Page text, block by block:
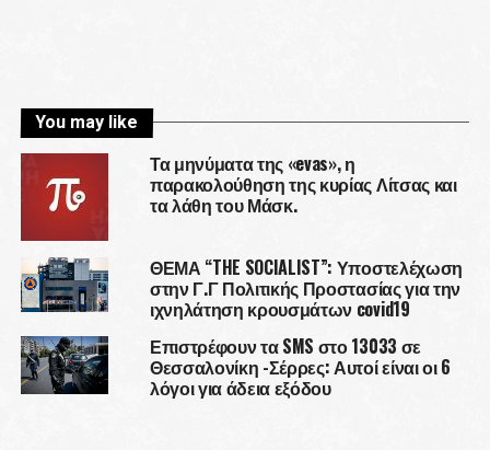
You may like
Τα μηνύματα της «evas», η
παρακολούθηση της κυρίας Λίτσας και
τα λάθη του Μάσκ.
ΘΕΜΑ “THE SOCIALIST”: Υποστελέχωση
στην Γ.Γ Πολιτικής Προστασίας για την
ιχνηλάτηση κρουσμάτων covid19
Επιστρέφουν τα SMS στο 13033 σε
Θεσσαλονίκη -Σέρρες: Αυτοί είναι οι 6
λόγοι για άδεια εξόδου